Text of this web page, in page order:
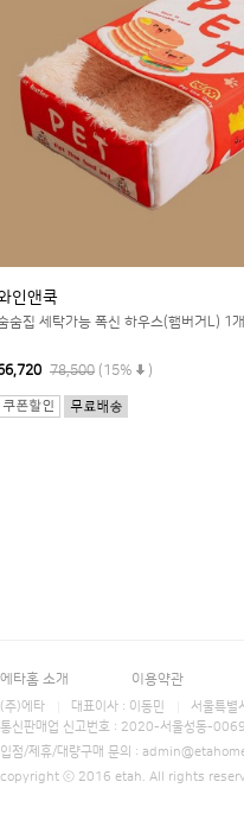
인앤쿡
숨집 세탁가능 폭신 하우스(햄버거L) 1개
78,500 (15% )
에타홈 소개 이용약관
(주)에타 대표이사 : 이동민
서울특
통신판매업 신고번호 : 2020-서울성동-
입점/제휴/대량구매 문의 :
copyright ⓒ 2016 etah. All rights